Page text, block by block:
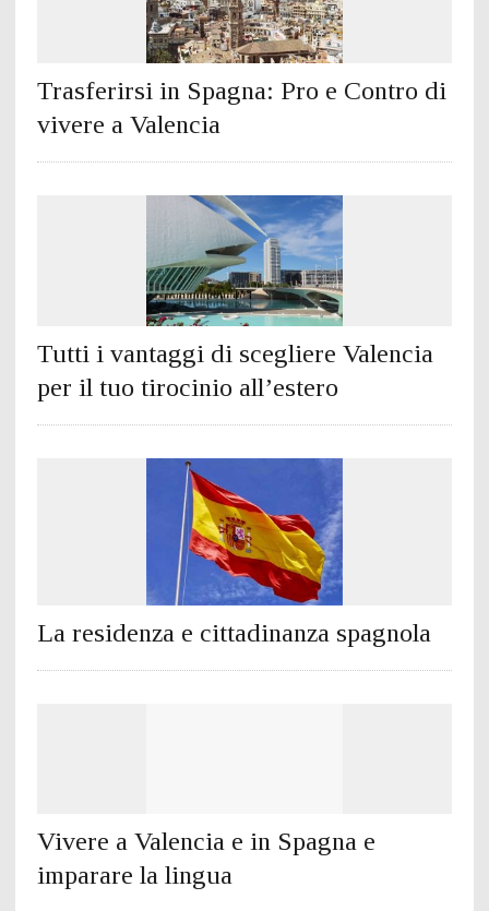
Trasferirsi in Spagna: Pro e Contro di
vivere a Valencia
Tutti i vantaggi di scegliere Valencia
per il tuo tirocinio all’estero
La residenza e cittadinanza spagnola
Vivere a Valencia e in Spagna e
imparare la lingua